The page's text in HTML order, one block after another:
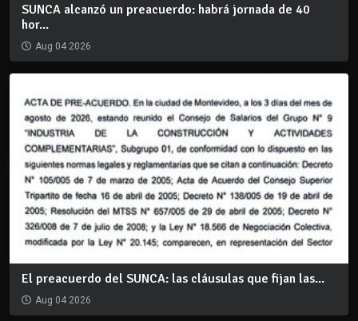
SUNCA alcanzó un preacuerdo: habrá jornada de 40
hor...
Aug 04 2026
El preacuerdo del SUNCA: las cláusulas que fijan las...
Aug 04 2026